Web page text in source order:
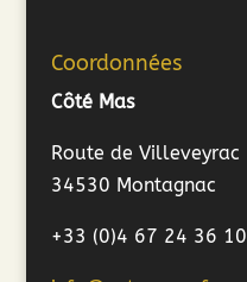
Coordonnées
Côté Mas
Route de Villeveyrac
34530 Montagnac
+33 (0)4 67 24 36 10